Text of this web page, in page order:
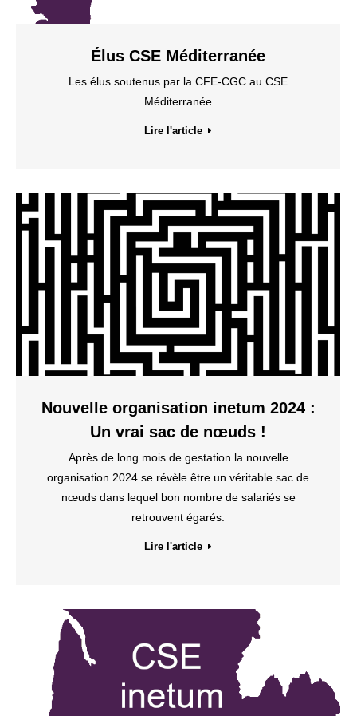
Élus CSE Méditerranée
Les élus soutenus par la CFE-CGC au CSE
Méditerranée
Lire l'article
Nouvelle organisation inetum 2024 :
Un vrai sac de nœuds !
Après de long mois de gestation la nouvelle
organisation 2024 se révèle être un véritable sac de
nœuds dans lequel bon nombre de salariés se
retrouvent égarés.
Lire l'article